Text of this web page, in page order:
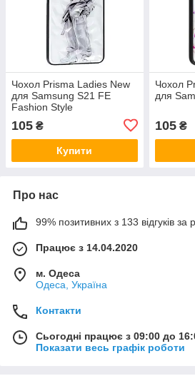
Чохол Prisma Ladies New
для Samsung S21 FE
Fashion Style
105 ₴
Купити
Чохол
для
105₴
Про нас
99% позитивних з 133 відгуків за
Працює з 14.04.2020
м. Одеса
Одеса, Україна
Контакти
Сьогодні працює з 09:00 до
Показати весь графік роботи